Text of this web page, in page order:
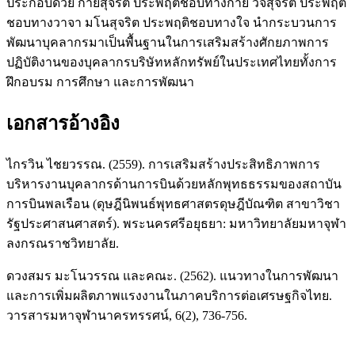
ประกอบด้วย กายสุจริต ประพฤติชอบทางกาย วจีสุจริต ประพฤติ
ชอบทางวาจา มโนสุจริต ประพฤติชอบทางใจ นำกระบวนการ
พัฒนาบุคลากรมาเป็นพื้นฐานในการเสริมสร้างศักยภาพการ
ปฏิบัติงานของบุคลากรบริษัทหลักทรัพย์ในประเทศไทยทั้งการ
ฝึกอบรม การศึกษา และการพัฒนา
เอกสารอ้างอิง
ไกรวิน ไชยวรรณ. (2559). การเสริมสร้างประสิทธิภาพการ
บริหารงานบุคลากรด้านการบินด้วยหลักพุทธธรรมของสถาบัน
การบินพลเรือน (ดุษฎีนิพนธ์พุทธศาสตรดุษฎีบัณฑิต สาขาวิชา
รัฐประศาสนศาสตร์). พระนครศรีอยุธยา: มหาวิทยาลัยมหาจุฬา
ลงกรณราชวิทยาลัย.
ดวงสมร มะโนวรรณ และคณะ. (2562). แนวทางในการพัฒนา
และการเพิ่มผลิตภาพแรงงานในภาคบริการต่อเศรษฐกิจไทย.
วารสารมหาจุฬานาครทรรศน์, 6(2), 736-756.